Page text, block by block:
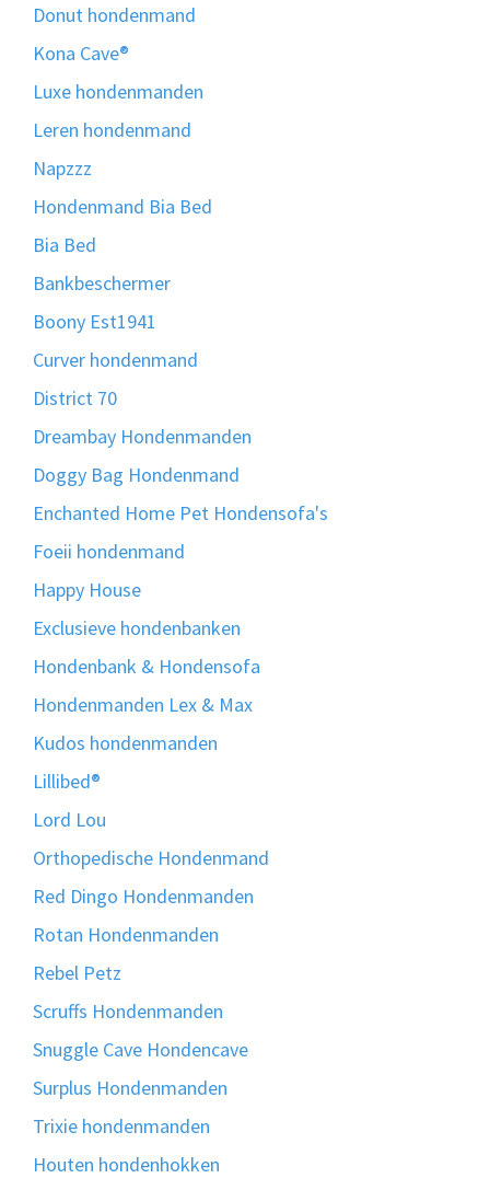
Donut hondenmand
Kona Cave®
Luxe hondenmanden
Leren hondenmand
Napzzz
Hondenmand Bia Bed
Bia Bed
Bankbeschermer
Boony Est1941
Curver hondenmand
District 70
Dreambay Hondenmanden
Doggy Bag Hondenmand
Enchanted Home Pet Hondensofa's
Foeii hondenmand
Happy House
Exclusieve hondenbanken
Hondenbank & Hondensofa
Hondenmanden Lex & Max
Kudos hondenmanden
Lillibed®
Lord Lou
Orthopedische Hondenmand
Red Dingo Hondenmanden
Rotan Hondenmanden
Rebel Petz
Scruffs Hondenmanden
Snuggle Cave Hondencave
Surplus Hondenmanden
Trixie hondenmanden
Houten hondenhokken